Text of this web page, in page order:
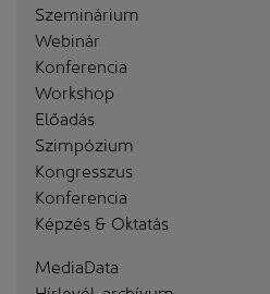
Szeminárium
Webinár
Konferencia
Workshop
Előadás
Szimpózium
Kongresszus
Konferencia
Képzés & Oktatás
MediaData